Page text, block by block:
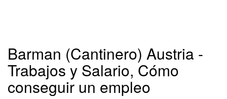
Barman (Cantinero) Austria -
Trabajos y Salario, Cómo
conseguir un empleo